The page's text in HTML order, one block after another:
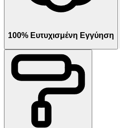
100% Ευτυχισμένη Εγγύηση